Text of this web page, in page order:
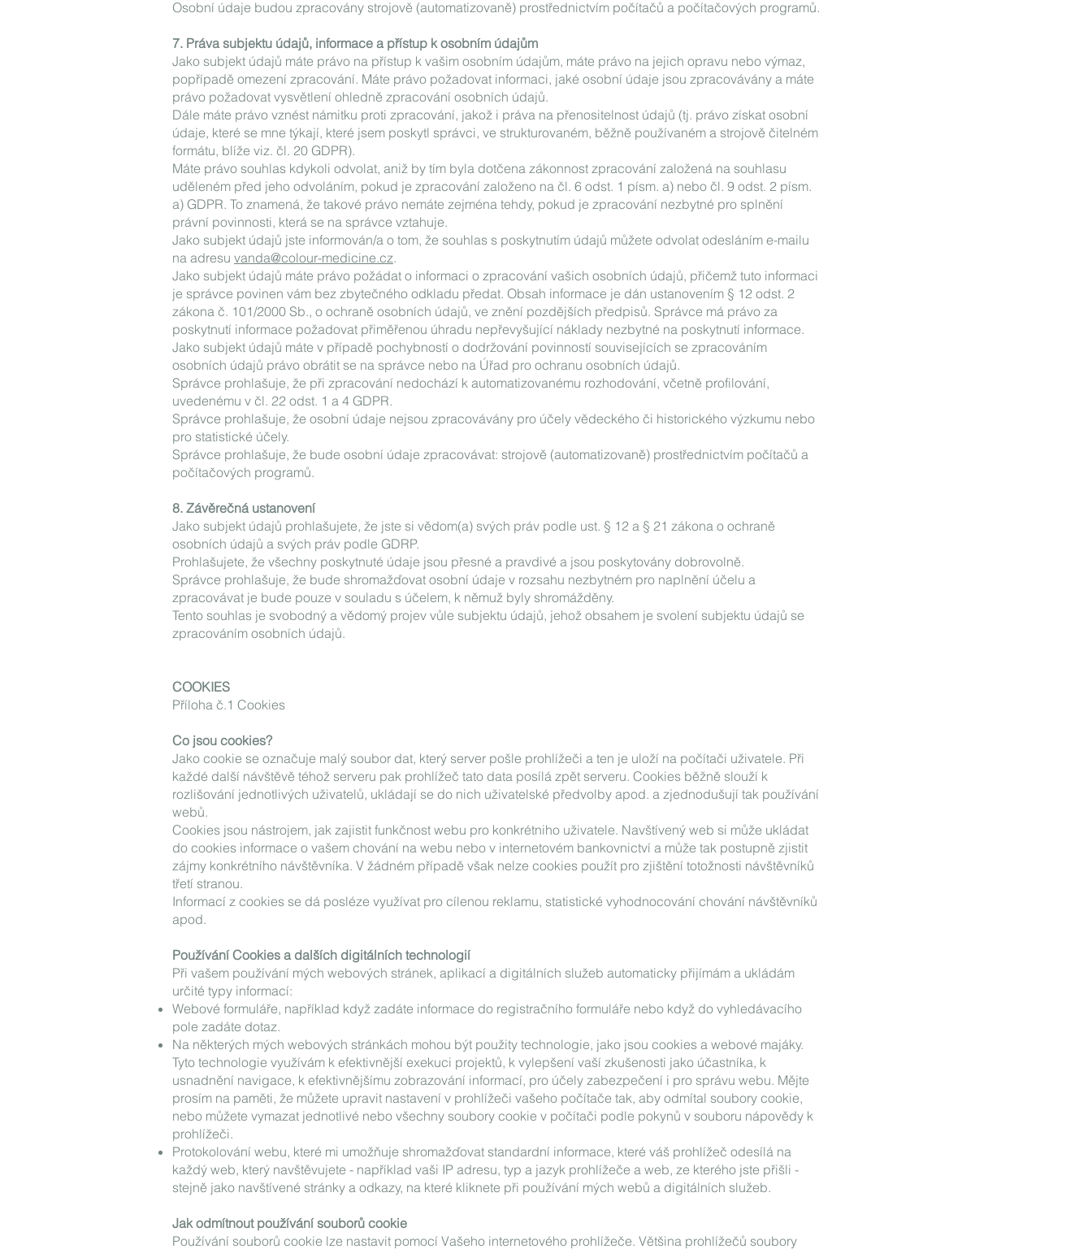
Osobní údaje budou zpracovány strojově (automatizovaně) prostřednictvím počítačů a počítačových programů.
7. Práva subjektu údajů, informace a přístup k osobním údajům
Jako subjekt údajů máte právo na přístup k vašim osobním údajům, máte právo na jejich opravu nebo výmaz,
popřípadě omezení zpracování. Máte právo požadovat informaci, jaké osobní údaje jsou zpracovávány a máte
právo požadovat vysvětlení ohledně zpracování osobních údajů.
Dále máte právo vznést námitku proti zpracování, jakož i práva na přenositelnost údajů (tj. právo získat osobní
údaje, které se mne týkají, které jsem poskytl správci, ve strukturovaném, běžně používaném a strojově čitelném
formátu, blíže viz. čl. 20 GDPR).
Máte právo souhlas kdykoli odvolat, aniž by tím byla dotčena zákonnost zpracování založená na souhlasu
uděleném před jeho odvoláním, pokud je zpracování založeno na čl. 6 odst. 1 písm. a) nebo čl. 9 odst. 2 písm.
a) GDPR. To znamená, že takové právo nemáte zejména tehdy, pokud je zpracování nezbytné pro splnění
právní povinnosti, která se na správce vztahuje.
Jako subjekt údajů jste informován/a o tom, že souhlas s poskytnutím údajů můžete odvolat odesláním e-mailu
na adresu vanda@colour-medicine.cz.
Jako subjekt údajů máte právo požádat o informaci o zpracování vašich osobních údajů, přičemž tuto informaci
je správce povinen vám bez zbytečného odkladu předat. Obsah informace je dán ustanovením § 12 odst. 2
zákona č. 101/2000 Sb., o ochraně osobních údajů, ve znění pozdějších předpisů. Správce má právo za
poskytnutí informace požadovat přiměřenou úhradu nepřevyšující náklady nezbytné na poskytnutí informace.
Jako subjekt údajů máte v případě pochybností o dodržování povinností souvisejících se zpracováním
osobních údajů právo obrátit se na správce nebo na Úřad pro ochranu osobních údajů.
Správce prohlašuje, že při zpracování nedochází k automatizovanému rozhodování, včetně profilování,
uvedenému v čl. 22 odst. 1 a 4 GDPR.
Správce prohlašuje, že osobní údaje nejsou zpracovávány pro účely vědeckého či historického výzkumu nebo
pro statistické účely.
Správce prohlašuje, že bude osobní údaje zpracovávat: strojově (automatizovaně) prostřednictvím počítačů a
počítačových programů.
8. Závěrečná ustanovení
Jako subjekt údajů prohlašujete, že jste si vědom(a) svých práv podle ust. § 12 a § 21 zákona o ochraně
osobních údajů a svých práv podle GDRP.
Prohlašujete, že všechny poskytnuté údaje jsou přesné a pravdivé a jsou poskytovány dobrovolně.
Správce prohlašuje, že bude shromažďovat osobní údaje v rozsahu nezbytném pro naplnění účelu a
zpracovávat je bude pouze v souladu s účelem, k němuž byly shromážděny.
Tento souhlas je svobodný a vědomý projev vůle subjektu údajů, jehož obsahem je svolení subjektu údajů se
zpracováním osobních údajů.
COOKIES
Příloha č.1 Cookies
Co jsou cookies?
Jako cookie se označuje malý soubor dat, který server pošle prohlížeči a ten je uloží na počítači uživatele. Při
každé další návštěvě téhož serveru pak prohlížeč tato data posílá zpět serveru. Cookies běžně slouží k
rozlišování jednotlivých uživatelů, ukládají se do nich uživatelské předvolby apod. a zjednodušují tak používání
webů.
Cookies jsou nástrojem, jak zajistit funkčnost webu pro konkrétniho uživatele. Navštívený web si může ukládat
do cookies informace o vašem chování na webu nebo v internetovém bankovnictví a může tak postupně zjistit
zájmy konkrétního návštěvníka. V žádném případě však nelze cookies použít pro zjištění totožnosti návštěvníků
třetí stranou.
Informací z cookies se dá posléze využívat pro cílenou reklamu, statistické vyhodnocování chování návštěvníků
apod.
Používání Cookies a dalších digitálních technologií
Při vašem používání mých webových stránek, aplikací a digitálních služeb automaticky přijímám a ukládám
určité typy informací:
Webové formuláře, například když zadáte informace do registračního formuláře nebo když do vyhledávacího
pole zadáte dotaz.
Na některých mých webových stránkách mohou být použity technologie, jako jsou cookies a webové majáky.
Tyto technologie využívám k efektivnější exekuci projektů, k vylepšení vaší zkušenosti jako účastníka, k
usnadnění navigace, k efektivnějšímu zobrazování informací, pro účely zabezpečení i pro správu webu. Mějte
prosím na paměti, že můžete upravit nastavení v prohlížeči vašeho počítače tak, aby odmítal soubory cookie,
nebo můžete vymazat jednotlivé nebo všechny soubory cookie v počítači podle pokynů v souboru nápovědy k
prohlížeči.
Protokolování webu, které mi umožňuje shromažďovat standardní informace, které váš prohlížeč odesílá na
každý web, který navštěvujete - například vaši IP adresu, typ a jazyk prohlížeče a web, ze kterého jste přišli -
stejně jako navštívené stránky a odkazy, na které kliknete při používání mých webů a digitálních služeb.
Jak odmítnout používání souborů cookie
Používání souborů cookie lze nastavit pomocí Vašeho internetového prohlížeče. Většina prohlížečů soubory